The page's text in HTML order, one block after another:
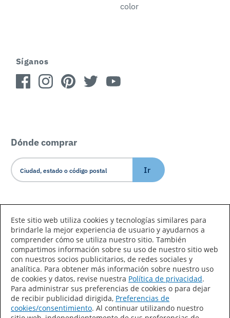
color
Síganos
Dónde comprar
Ir
Declaración de accesibilidad
Mapa del sitio
Términos de uso
Privacidad
Este sitio web utiliza cookies y tecnologías similares para
brindarle la mejor experiencia de usuario y ayudarnos a
comprender cómo se utiliza nuestro sitio. También
compartimos información sobre su uso de nuestro sitio web
con nuestros socios publicitarios, de redes sociales y
analítica. Para obtener más información sobre nuestro uso
de cookies y datos, revise nuestra Política de privacidad.
Para administrar sus preferencias de cookies o para dejar
de recibir publicidad dirigida, Preferencias de
cookies/consentimiento. Al continuar utilizando nuestro